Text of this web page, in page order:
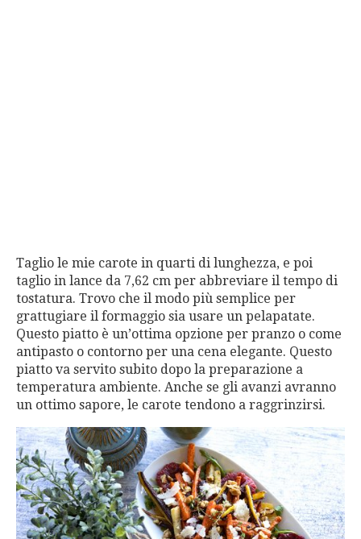
Taglio le mie carote in quarti di lunghezza, e poi
taglio in lance da 7,62 cm per abbreviare il tempo di
tostatura. Trovo che il modo più semplice per
grattugiare il formaggio sia usare un pelapatate.
Questo piatto è un’ottima opzione per pranzo o come
antipasto o contorno per una cena elegante. Questo
piatto va servito subito dopo la preparazione a
temperatura ambiente. Anche se gli avanzi avranno
un ottimo sapore, le carote tendono a raggrinzirsi.